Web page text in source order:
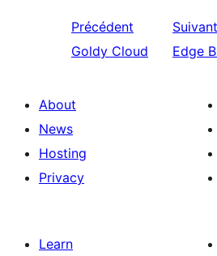
Précédent
Goldy Cloud
Suivant
Edge
About
News
Hosting
Privacy
Learn